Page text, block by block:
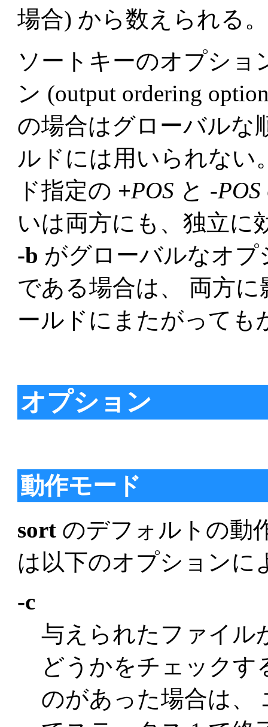
場合) から数えられる。
ソートキーのオプショ
ン (output ordering
の場合はグローバルな
ルドには用いられない
ド指定の +POS と -POS
いは両方にも、独立に
-b がグローバルなオ
である場合は、 両方
ールドにまたがっても
オプション
動作モード
sort のデフォルトの動
は以下のオプションに
-c
与えられたファイル
どうかをチェックす
のがあった場合は、